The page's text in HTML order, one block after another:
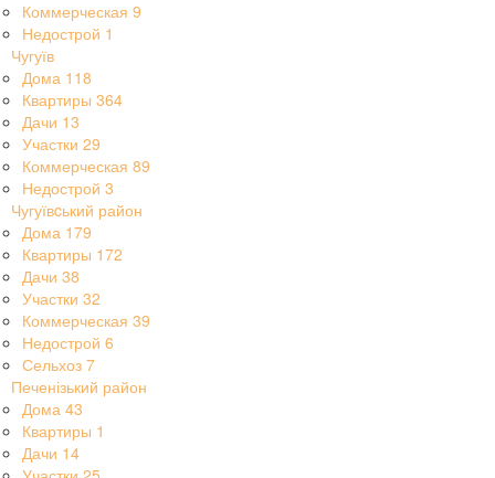
Коммерческая 9
Недострой 1
Чугуїв
Дома 118
Квартиры 364
Дачи 13
Участки 29
Коммерческая 89
Недострой 3
Чугуївcький район
Дома 179
Квартиры 172
Дачи 38
Участки 32
Коммерческая 39
Недострой 6
Сельхоз 7
Печенізький район
Дома 43
Квартиры 1
Дачи 14